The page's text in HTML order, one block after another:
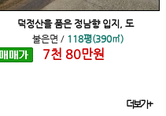
덕정산을 품은 정남향 입지, 도
불은면 / 118평(390㎡)
7천 80만원
더보기+